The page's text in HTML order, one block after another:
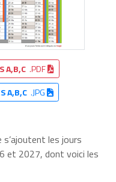
A,B,C .PDF
A,B,C.JPG
s’ajoutent les jours
et 2027, dont voici les